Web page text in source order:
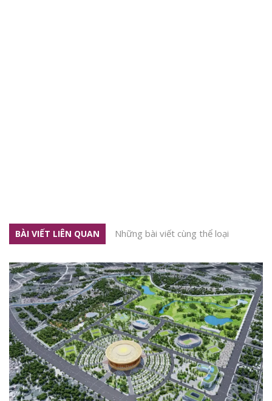
BÀI VIẾT LIÊN QUAN Những bài viết cùng thể loại